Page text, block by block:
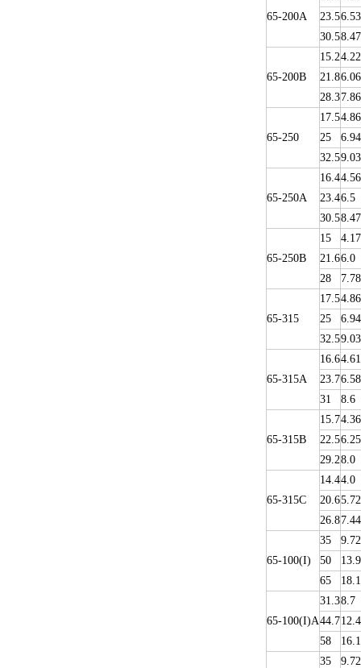
65-200A
23.56.53
30.58.47
65-200B
15.24.22
21.86.06
28.37.86
65-250
17.54.86
25
6.94
32.59.03
65-250A
16.44.56
23.46.5
30.58.47
65-250B
15
4.17
21.66.0
28
7.78
65-315
17.54.86
25
6.94
32.59.03
65-315A
16.64.61
23.76.58
31
8.6
65-315B
15.74.36
22.56.25
29.28.0
65-315C
14.44.0
20.65.72
26.87.44
65-100(I)
35
9.72
50
13.9
65
18.1
65-100(I)A
31.38.7
44.712.4
58
16.1
35
9.72